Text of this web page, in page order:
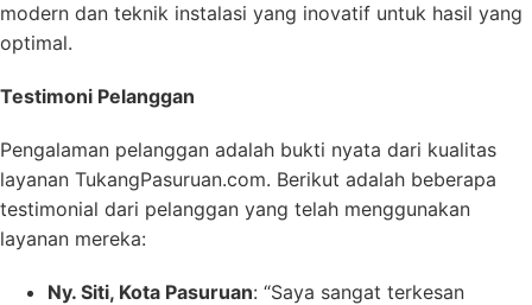
modern dan teknik instalasi yang inovatif untuk hasil yang
optimal.
Testimoni Pelanggan
Pengalaman pelanggan adalah bukti nyata dari kualitas
layanan TukangPasuruan.com. Berikut adalah beberapa
testimonial dari pelanggan yang telah menggunakan
layanan mereka:
Ny. Siti, Kota Pasuruan: “Saya sangat terkesan